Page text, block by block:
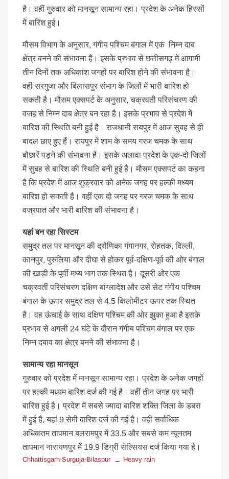
है। वहीं गुरुवार को मानसून सामान्य रहा। प्रदेश के अनेक हिस्सों
में बारिश हुई।
मौसम विभाग के अनुसार, गंगीय पश्चिम बंगाल में एक निम्न दाब
क्षेत्र बनने की संभावना है। इसके प्रभाव से छत्तीसगढ़ में आगामी
तीन दिनों तक अधिकांश जगहों पर बारिश होने की संभावना है।
वही सरगुजा और बिलासपुर संभाग के जिलों में भारी बारिश हो
सकती है। मौसम एक्सपर्ट के अनुसार, चक्रवती परिसंचरण की
वजह से निम्न दाब क्षेत्र बन रहा है। इसके प्रभाव से प्रदेश में
बारिश की स्थिति बनी हुई है। राजधानी रायपुर में आज सुबह से ही
बादल छाए हुए हैं। रायपुर में शाम के समय गरज चमक के साथ
बौछारें पड़ने की संभावना है। इसके अलावा प्रदेश के एक-दो जिलों
में सुबह से बारिश की स्थिति बनी हुई है। मौसम एक्सपर्ट का कहना
है कि प्रदेश में आज शुक्रवार को अनेक जगह पर हल्की मध्यम
बारिश हो सकती है। वहीं एक दो जगह पर गरज चमक के साथ
वज्रपात और भारी बारिश की संभावना है।
यहां बन रहा सिस्टम
समुद्र तल पर मानसून की द्रोणिका गंगानगर, रोहतक, दिल्ली,
कानपुर, पुरुलिया और दीघा से होकर पूर्व-दक्षिण-पूर्व की ओर बंगाल
की खाड़ी के पूर्वी मध्य भाग तक स्थित है। दूसरी ओर एक
चक्रवर्ती परिसंचरण दक्षिण बांग्लादेश और उसे सेट गंगीय पश्चिम
बंगाल के ऊपर समुद्र तल से 4.5 किलोमीटर ऊपर तक स्थित
है। वह ऊंचाई के साथ दक्षिण पश्चिम की ओर झुका हुआ है इसके
प्रभाव से अगली 24 घंटे के दौरान गंगीय पश्चिम बंगाल पर एक
निम्न दबाव का क्षेत्र बनने की संभावना है।
सामान्य रहा मानसून
गुरुवार को प्रदेश में मानसून सामान्य रहा। प्रदेश के अनेक जगहों
पर हल्की मध्यम बारिश दर्ज की गई है। वहीं तीन जगह पर भारी
बारिश हुई है। प्रदेश में सबसे ज्यादा बारिश शक्ति जिला के डबरा
में हुई है, यहां 9 सेमी बारिश दर्ज की गई है। वहीं सर्वाधिक
अधिकतम तापमान बलरामपुर में 33.5 और सबसे कम न्यूनतम
तापमान नारायणपुर में 19.9 डिग्री सेल्सियस दर्ज किया गया है।
Chhattisgarh-Surguja-Bilaspur Heavy rain